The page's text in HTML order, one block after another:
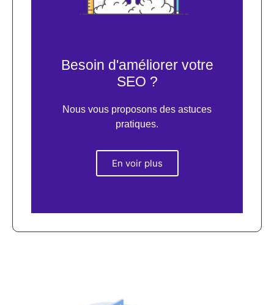
Besoin d'améliorer votre
SEO ?
Nous vous proposons des astuces
pratiques.
En voir plus